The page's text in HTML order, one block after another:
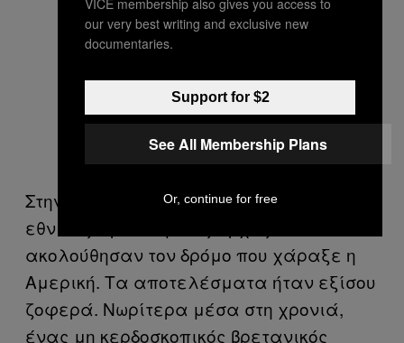
Στην άλλη πλευρά του Ατλαντικού, οι
εθνικές υγειονομικές Αρχές
ακολούθησαν τον δρόμο που χάραξε η
Αμερική. Τα αποτελέσματα ήταν εξίσου
ζοφερά. Νωρίτερα μέσα στη χρονιά,
ένας μη κερδοσκοπικός βρετανικός
our very best writing and exclusive new
documentaries.
Support for $2
See All Membership Plans
Or, continue for free